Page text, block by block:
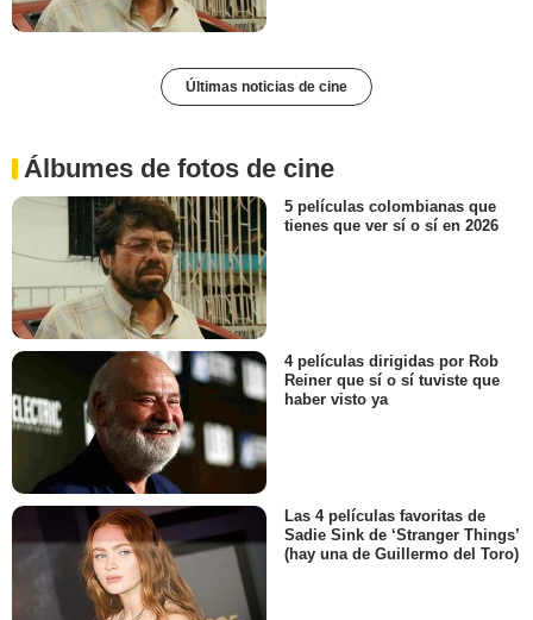
Últimas noticias de cine
Álbumes de fotos de cine
5 películas colombianas que
tienes que ver sí o sí en 2026
4 películas dirigidas por Rob
Reiner que sí o sí tuviste que
haber visto ya
Las 4 películas favoritas de
Sadie Sink de ‘Stranger Things’
(hay una de Guillermo del Toro)